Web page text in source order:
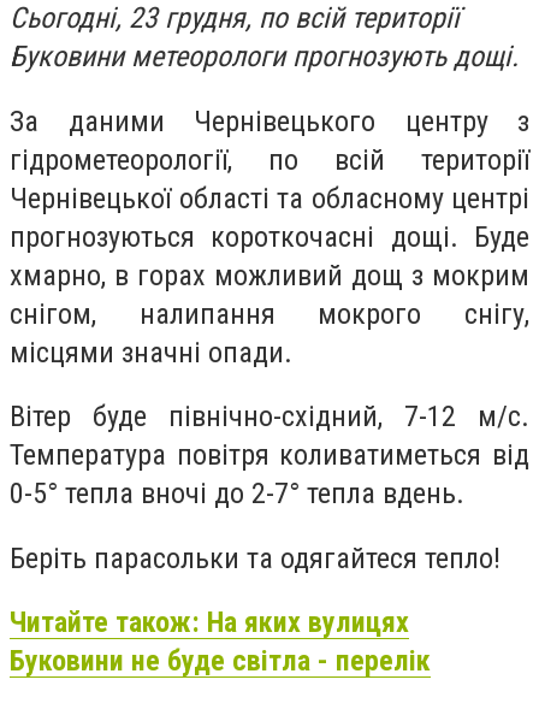
Сьогодні, 23 грудня, по всій території
Буковини метеорологи прогнозують дощі.
За даними Чернівецького центру з
гідрометеорології, по всій території
Чернівецької області та обласному центрі
прогнозуються короткочасні дощі. Буде
хмарно, в горах можливий дощ з мокрим
снігом, налипання мокрого снігу,
місцями значні опади.
Вiтер буде північно-східний, 7-12 м/с.
Температура повітря коливатиметься від
0-5° тепла вночі до 2-7° тепла вдень.
Беріть парасольки та одягайтеся тепло!
Читайте також: На яких вулицях
Буковини не буде світла - перелік